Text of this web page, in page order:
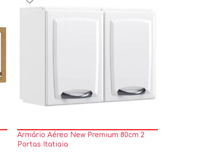
Armário Aéreo New Premium 80cm 2
Portas Itatiaia